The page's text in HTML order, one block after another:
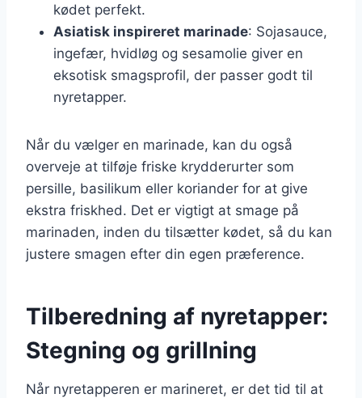
kødet perfekt.
Asiatisk inspireret marinade: Sojasauce,
ingefær, hvidløg og sesamolie giver en
eksotisk smagsprofil, der passer godt til
nyretapper.
Når du vælger en marinade, kan du også
overveje at tilføje friske krydderurter som
persille, basilikum eller koriander for at give
ekstra friskhed. Det er vigtigt at smage på
marinaden, inden du tilsætter kødet, så du kan
justere smagen efter din egen præference.
Tilberedning af nyretapper:
Stegning og grillning
Når nyretapperen er marineret, er det tid til at